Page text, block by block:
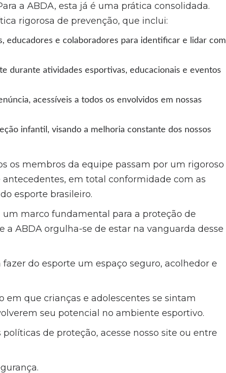
a ABDA, esta já é uma prática consolidada.
rigorosa de prevenção, que inclui:
educadores e colaboradores para identificar e lidar com
durante atividades esportivas, educacionais e eventos
acessíveis a todos os envolvidos em nossas
infantil, visando a melhoria constante dos nossos
os membros da equipe passam por um rigoroso
antecedentes, em total conformidade com as
esporte brasileiro.
um marco fundamental para a proteção de
a ABDA orgulha-se de estar na vanguarda desse
do esporte um espaço seguro, acolhedor e
que crianças e adolescentes se sintam
seu potencial no ambiente esportivo.
de proteção, acesse nosso site ou entre